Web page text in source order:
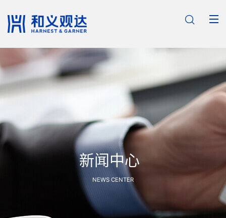

新闻中心
NEWS CENTER